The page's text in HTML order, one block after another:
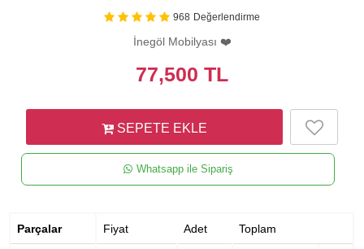
968 Değerlendirme
İnegöl Mobilyası ❤️
77,500 TL
SEPETE EKLE
Whatsapp ile Sipariş
Parçalar Fiyat Adet Toplam